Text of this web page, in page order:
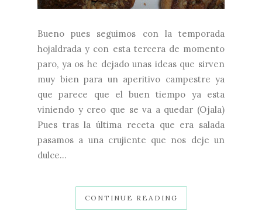
Bueno pues seguimos con la temporada
hojaldrada y con esta tercera de momento
paro, ya os he dejado unas ideas que sirven
muy bien para un aperitivo campestre ya
que parece que el buen tiempo ya esta
viniendo y creo que se va a quedar (Ojala)
Pues tras la última receta que era salada
pasamos a una crujiente que nos deje un
dulce...
CONTINUE READING